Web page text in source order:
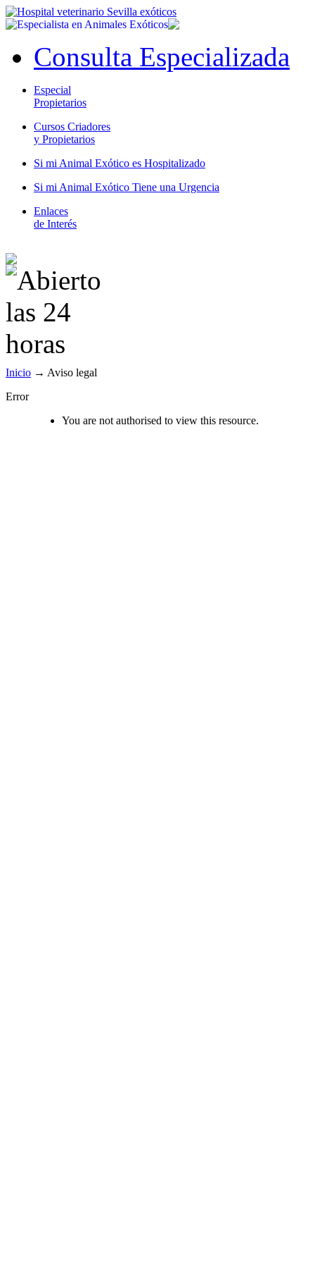
Consulta Especializada
Especial
Propietarios
Cursos Criadores
y Propietarios
Si mi Animal Exótico es Hospitalizado
Si mi Animal Exótico Tiene una Urgencia
Enlaces
de Interés
Inicio → Aviso legal
Error
You are not authorised to view this resource.